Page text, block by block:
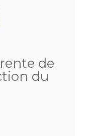
de
du